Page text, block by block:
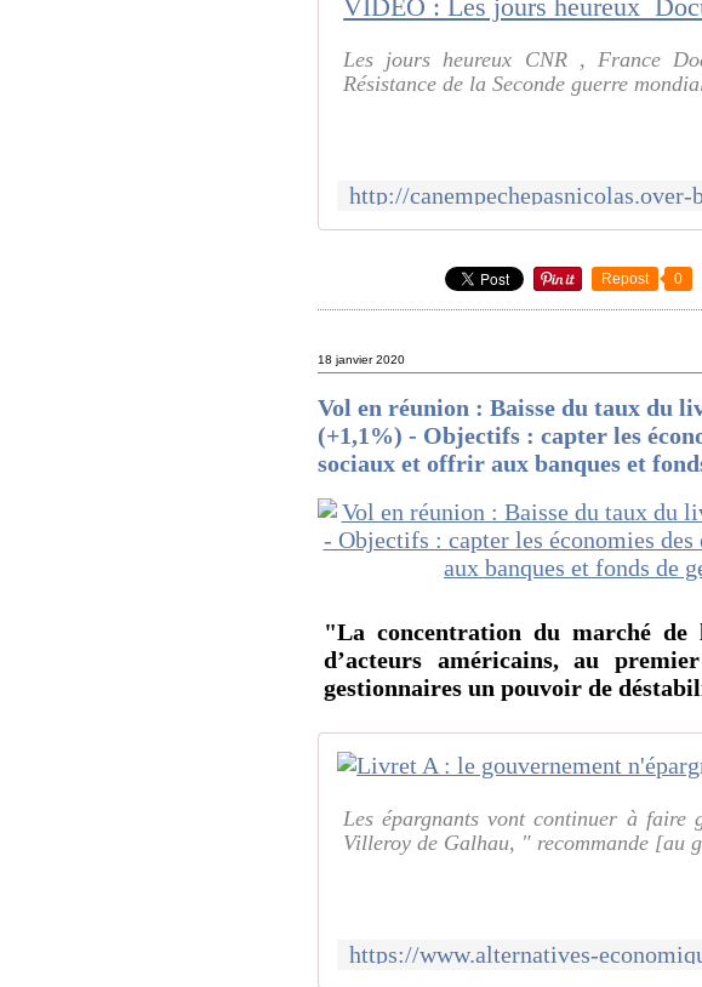
Les jours heureux CNR , France
Résistance de la Seconde guerre
Repost 0
18 janvier 2020
Vol en réunion : Baisse du taux du
(+1,1%) - Objectifs : capter les
sociaux et offrir aux banques et
"La concentration du marché de
d’acteurs américains, au
gestionnaires un pouvoir de
Les épargnants vont continuer à
Villeroy de Galhau, " recommande [au